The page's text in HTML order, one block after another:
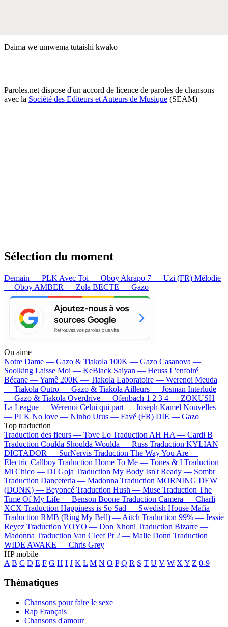
Daima we umwema tutaishi kwako
Paroles.net dispose d'un accord de licence de paroles de chansons
avec la Société des Editeurs et Auteurs de Musique (SEAM)
Sélection du moment
Demain — PLK Avec Toi — Oboy Akrapo 7 — Uzi (FR) Mélodie
— Oboy AMBER — Zola BECTE — Gazo
On aime
Notre Dame — Gazo & Tiakola 100K — Gazo Casanova —
Soolking Laisse Moi — KeBlack Saiyan — Heuss L'enfoiré
Bécane —Yamê 200K — Tiakola Laboratoire — Werenoi Meuda
— Tiakola Outro — Gazo & Tiakola Ailleurs — Josman Interlude
— Gazo & Tiakola Overdrive — Ofenbach 1 2 3 4 — ZOKUSH
La League — Werenoi Celui qui part — Joseph Kamel Nouvelles
— PLK No love — Ninho Urus — Favé (FR) DIE — Gazo
Top traduction
Traduction des fleurs — Tove Lo Traduction AH HA — Cardi B
Traduction Coulda Shoulda Woulda — Russ Traduction KYLIAN
DICTADOR — SurNervis Traduction The Way You Are —
Electric Callboy Traduction Home To Me — Tones & I Traduction
Mi Chico — DJ Goja Traduction My Body Isn't Ready — Sombr
Traduction Danceteria — Madonna Traduction MORNING DEW
(DONK) — Beyoncé Traduction Hush — Muse Traduction The
Time Of My Life — Benson Boone Traduction Camera — Charli
XCX Traduction Happiness is So Sad — Swedish House Mafia
Traduction RMB (Ring My Bell) — Aitch Traduction 99% — Jessie
Reyez Traduction YOYO — Don Xhoni Traduction Bizarre —
Madonna Traduction Van Cleef Pt 2 — Malie Donn Traduction
WIDE AWAKE — Chris Grey
HP mobile
A B C D E F G H I J K L M N O P Q R S T U V W X Y Z 0-9
Thématiques
Chansons pour faire le sexe
Rap Français
Chansons d'amour